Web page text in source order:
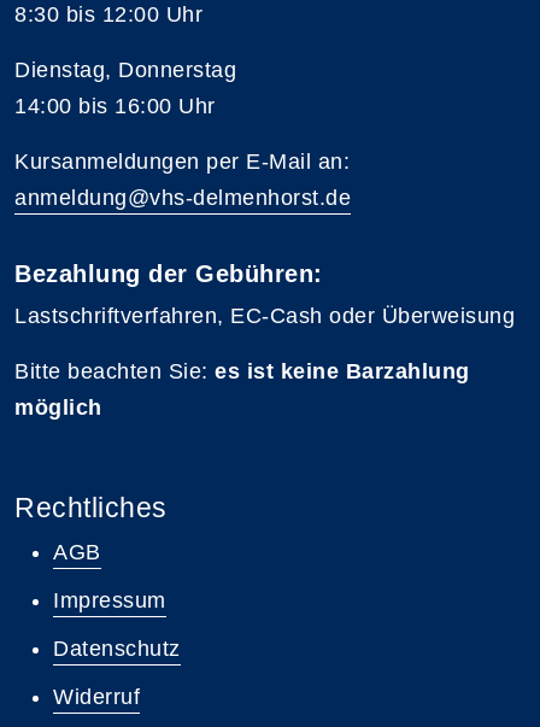
8:30 bis 12:00 Uhr
Dienstag, Donnerstag
14:00 bis 16:00 Uhr
Kursanmeldungen per E-Mail an:
anmeldung@vhs-delmenhorst.de
Bezahlung der Gebühren:
Lastschriftverfahren, EC-Cash oder Überweisung
Bitte beachten Sie: es ist keine Barzahlung
möglich
Rechtliches
AGB
Impressum
Datenschutz
Widerruf